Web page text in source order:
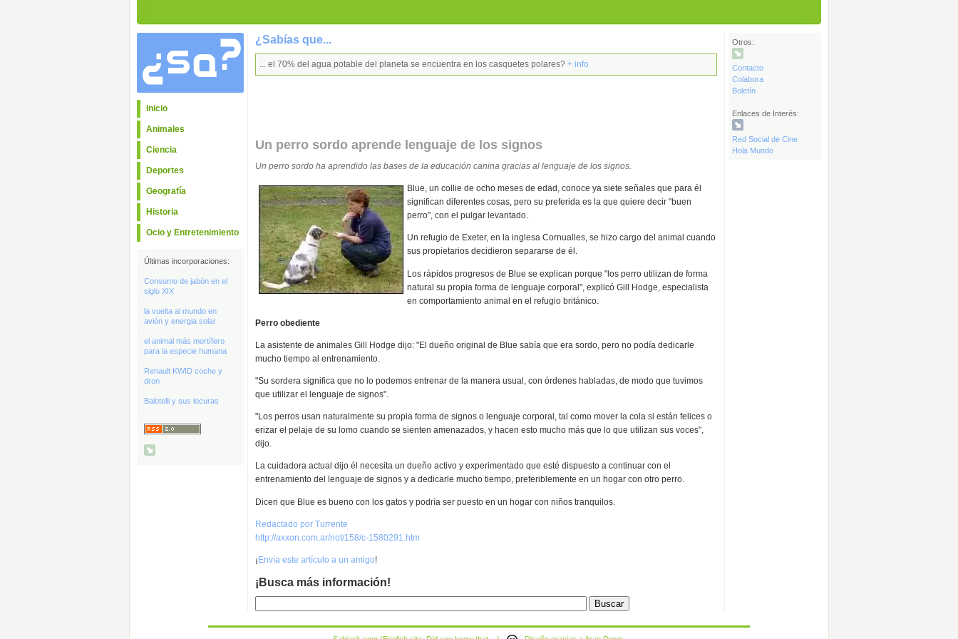
Otros:
Contacto
Colabora
Boletín
Enlaces de Interés:
Red Social de Cine
Hola Mundo
Inicio
Animales
Ciencia
Deportes
Geografía
Historia
Ocio y Entretenimiento
Últimas incorporaciones:
Consumo de jabón en el
siglo XIX
la vuelta al mundo en
avión y energia solar
el animal más mortífero
para la especie humana
Renault KWID coche y
dron
Balotelli y sus locuras
¿Sabías que...
... el 70% del agua potable del planeta se encuentra en los casquetes polares? + info
Un perro sordo aprende lenguaje de los signos
Un perro sordo ha aprendido las bases de la educación canina gracias al lenguaje de los signos.
Blue, un collie de ocho meses de edad, conoce ya siete señales que para él
significan diferentes cosas, pero su preferida es la que quiere decir "buen
perro", con el pulgar levantado.
Un refugio de Exeter, en la inglesa Cornualles, se hizo cargo del animal cuando
sus propietarios decidieron separarse de él.
Los rápidos progresos de Blue se explican porque "los perro utilizan de forma
natural su propia forma de lenguaje corporal", explicó Gill Hodge, especialista
en comportamiento animal en el refugio británico.
Perro obediente
La asistente de animales Gill Hodge dijo: "El dueño original de Blue sabía que era sordo, pero no podía dedicarle
mucho tiempo al entrenamiento.
"Su sordera significa que no lo podemos entrenar de la manera usual, con órdenes habladas, de modo que tuvimos
que utilizar el lenguaje de signos".
"Los perros usan naturalmente su propia forma de signos o lenguaje corporal, tal como mover la cola si están felices o
erizar el pelaje de su lomo cuando se sienten amenazados, y hacen esto mucho más que lo que utilizan sus voces",
dijo.
La cuidadora actual dijo él necesita un dueño activo y experimentado que esté dispuesto a continuar con el
entrenamiento del lenguaje de signos y a dedicarle mucho tiempo, preferiblemente en un hogar con otro perro.
Dicen que Blue es bueno con los gatos y podría ser puesto en un hogar con niños tranquilos.
Redactado por Turrente
http://axxon.com.ar/not/158/c-1580291.htm
¡Envía este artículo a un amigo!
¡Busca más información!